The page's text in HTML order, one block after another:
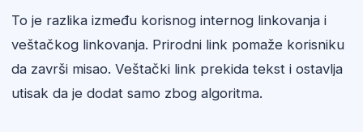
To je razlika između korisnog internog linkovanja i
veštačkog linkovanja. Prirodni link pomaže korisniku
da završi misao. Veštački link prekida tekst i ostavlja
utisak da je dodat samo zbog algoritma.